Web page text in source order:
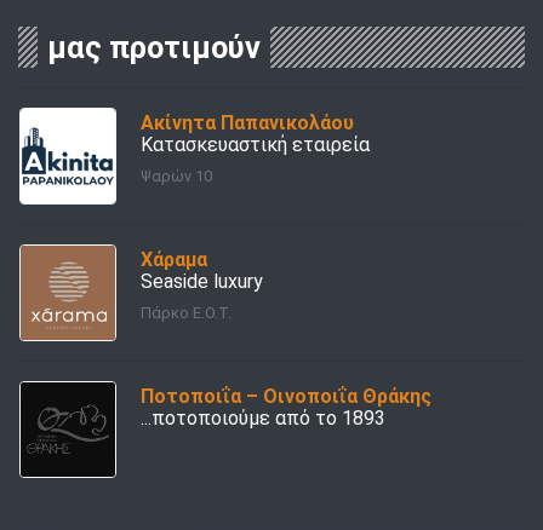
μας προτιμούν
Ακίνητα Παπανικολάου
Κατασκευαστική εταιρεία
Ψαρών 10
Χάραμα
Seaside luxury
Πάρκο Ε.Ο.Τ.
Ποτοποιΐα – Οινοποιΐα Θράκης
...ποτοποιούμε από το 1893